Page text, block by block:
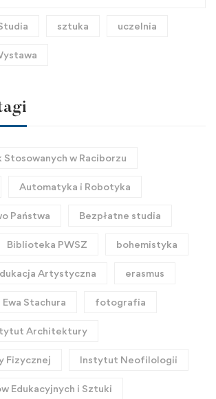
sztuka uczelnia
Stosowanych w Raciborzu
Automatyka i Robotyka
Państwa Bezpłatne studia
Biblioteka PWSZ bohemistyka
Artystyczna erasmus
Ewa Stachura fotografia
Architektury
Fizycznej Instytut Neofilologii
Edukacyjnych i Sztuki